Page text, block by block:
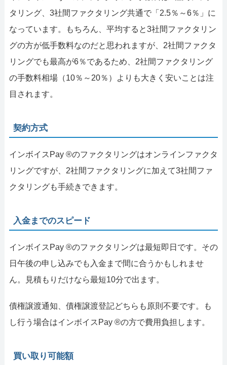
タリング、3社間ファクタリング共通で「2.5％～6％」に
なっています。もちろん、平均すると3社間ファクタリン
グの方が低手数料なのだと思われますが、2社間ファクタ
リングでも最高が6％であるため、2社間ファクタリング
の手数料相場（10％～20％）よりも大きく安いことは注
目されます。
契約方式
インボイスPay ®のファクタリングはオンラインファクタ
リングですが、2社間ファクタリングに加えて3社間ファ
クタリングも手続きできます。
入金までのスピード
インボイスPay ®のファクタリングは最短即日です。その
日午後の申し込みでも入金まで間に合うかもしれませ
ん。見積もりだけなら最短10分で出ます。
債権譲渡通知、債権譲渡登記どちらも原則不要です。も
し行う場合はインボイスPay ®の方で費用負担します。
買い取り可能額